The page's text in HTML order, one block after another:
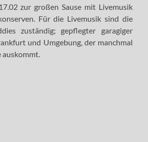
zur großen Sause mit Livemusik
Für die Livemusik sind die
zuständig; gepflegter garagiger
und Umgebung, der manchmal